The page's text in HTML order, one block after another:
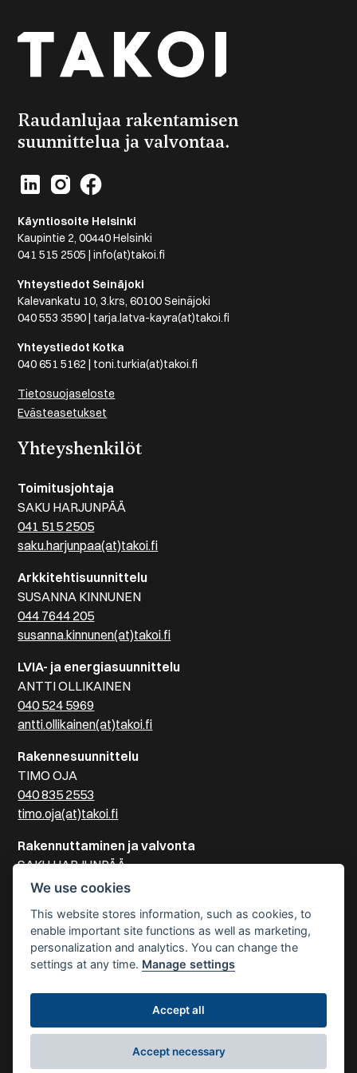
Raudanlujaa rakentamisen
suunnittelua ja valvontaa.
Käyntiosoite Helsinki
Kaupintie 2, 00440 Helsinki
041 515 2505 | info(at)takoi.fi
Yhteystiedot Seinäjoki
Kalevankatu 10, 3.krs, 60100 Seinäjoki
040 553 3590 | tarja.latva-kayra(at)takoi.fi
Yhteystiedot Kotka
040 651 5162 | toni.turkia(at)takoi.fi
Tietosuojaseloste
Evästeasetukset
Yhteyshenkilöt
Toimitusjohtaja
SAKU HARJUNPÄÄ
041 515 2505
saku.harjunpaa(at)takoi.fi
Arkkitehtisuunnittelu
SUSANNA KINNUNEN
044 7644 205
susanna.kinnunen(at)takoi.fi
LVIA- ja energiasuunnittelu
ANTTI OLLIKAINEN
040 524 5969
antti.ollikainen(at)takoi.fi
Rakennesuunnittelu
TIMO OJA
040 835 2553
timo.oja(at)takoi.fi
Rakennuttaminen ja valvonta
SAKU HARJUNPÄÄ
041 515 2505
Sähkösuunnittelu
PEKKA LINDEMAN
040 125 8878
pekka.lindeman(at)takoi.fi
© 2026 Takoi Yhtiöt Oy
We use cookies
This website stores information, such as cookies, to
enable important site functions as well as marketing,
personalization and analytics. You can change the
settings at any time. Manage settings
Accept all
Accept necessary